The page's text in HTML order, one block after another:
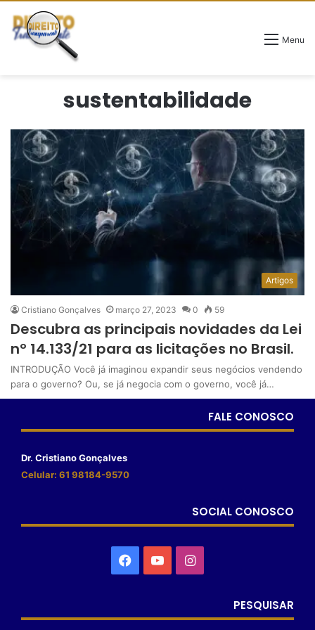
Menu
sustentabilidade
Artigos
Cristiano Gonçalves março 27, 2023 0 59
Descubra as principais novidades da Lei
nº 14.133/21 para as licitações no Brasil.
INTRODUÇÃO Você já imaginou expandir seus negócios vendendo
para o governo? Ou, se já negocia com o governo, você já…
FALE CONOSCO
Dr. Cristiano Gonçalves
Celular: 61 98184-9570
SOCIAL CONOSCO
PESQUISAR